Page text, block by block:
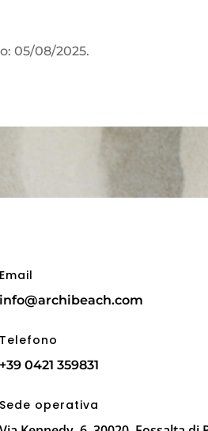
05/08/2025.
Email
info@archibeach.com
Telefono
+39 0421 359831
Sede operativa